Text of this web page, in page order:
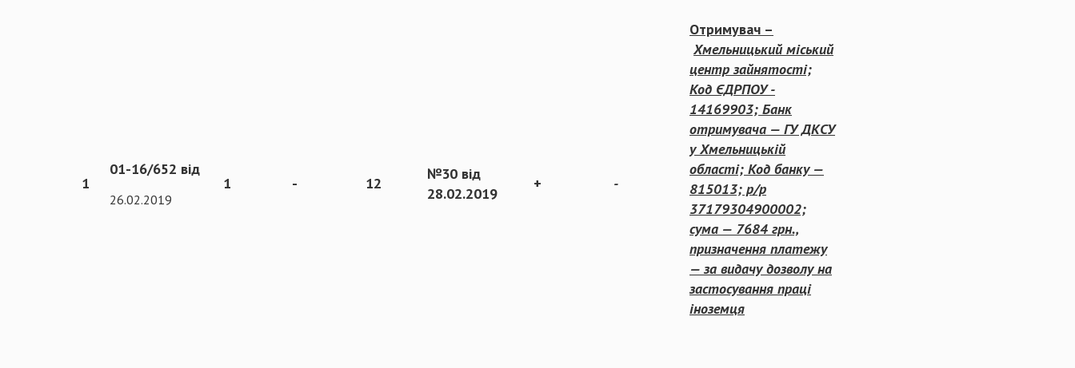
1
01-16/652 від
26.02.2019
1 - 12
№30 від
28.02.2019
+ -
Отримувач –
Хмельницький міський
центр зайнятості;
Код ЄДРПОУ -
14169903; Банк
отримувача — ГУ ДКСУ
у Хмельницькій
області; Код банку —
815013; р/р
37179304900002;
сума — 7684 грн.,
призначення платежу
— за видачу дозволу на
застосування праці
іноземця